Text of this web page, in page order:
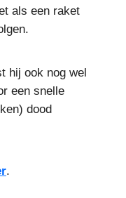
als een raket
hij ook nog wel
een snelle
dood
.